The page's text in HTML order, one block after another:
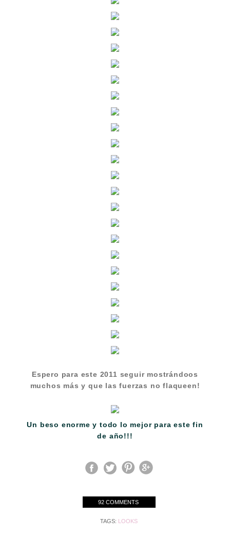
Espero para este 2011 seguir mostrándoos
muchos más y que las fuerzas no flaqueen!
Un beso enorme y todo lo mejor para este fin
de año!!!
92 COMMENTS
TAGS: LOOKS